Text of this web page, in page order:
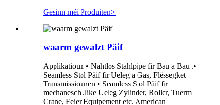
Gesinn méi Produiten>
waarm gewalzt Päif
Applikatioun • Nahtlos Stahlpipe fir Bau a Bau .•
Seamless Stol Päif fir Ueleg a Gas, Flëssegket
Transmissiounen • Seamless Stol Päif fir
mechanesch .like Ueleg Zylinder, Roller, Tuerm
Crane, Feier Equipement etc. American